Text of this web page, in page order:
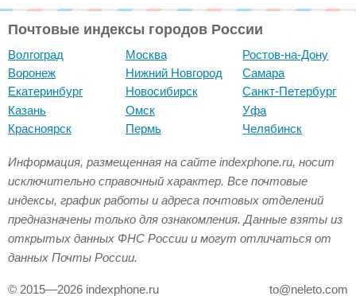
Почтовые индексы городов России
Волгоград
Воронеж
Екатеринбург
Казань
Красноярск
Москва
Нижний Новгород
Новосибирск
Омск
Пермь
Ростов-на-Дону
Самара
Санкт-Петербург
Уфа
Челябинск
Информация, размещенная на сайте indexphone.ru, носит
исключительно справочный характер. Все почтовые
индексы, график работы и адреса почтовых отделений
предназначены только для ознакомления. Данные взяты из
открытых данных ФНС России и могут отличаться от
данных Почты России.
© 2015—2026 indexphone.ru to@neleto.com